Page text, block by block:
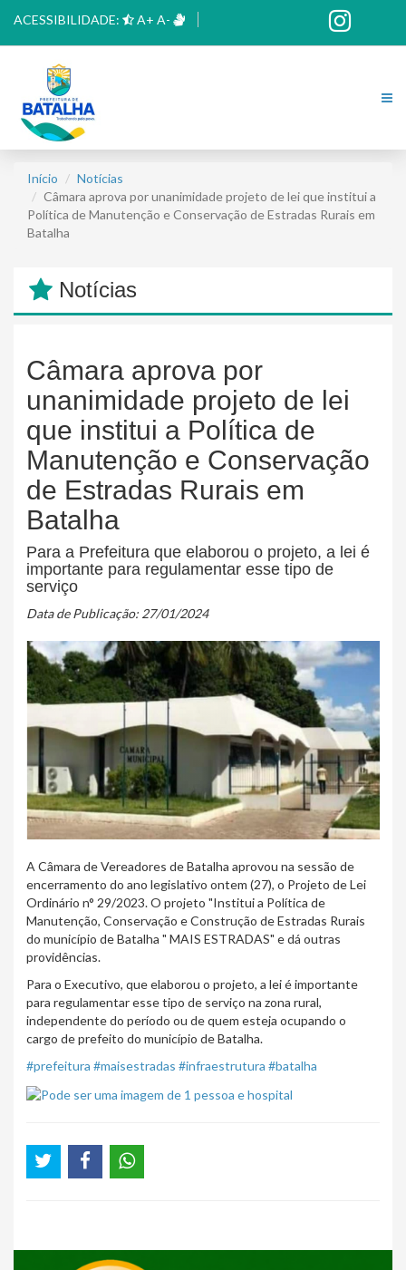
ACESSIBILIDADE: A+ A-
Início
Notícias
Câmara aprova por unanimidade projeto de lei que institui a
Política de Manutenção e Conservação de Estradas Rurais em
Batalha
Notícias
Câmara aprova por
unanimidade projeto de lei
que institui a Política de
Manutenção e Conservação
de Estradas Rurais em
Batalha
Para a Prefeitura que elaborou o projeto, a lei é
importante para regulamentar esse tipo de
serviço
Data de Publicação: 27/01/2024
A Câmara de Vereadores de Batalha aprovou na sessão de
encerramento do ano legislativo ontem (27), o Projeto de Lei
Ordinário n° 29/2023. O projeto "Institui a Política de
Manutenção, Conservação e Construção de Estradas Rurais
do município de Batalha " MAIS ESTRADAS" e dá outras
providências.
Para o Executivo, que elaborou o projeto, a lei é importante
para regulamentar esse tipo de serviço na zona rural,
independente do período ou de quem esteja ocupando o
cargo de prefeito do município de Batalha.
#prefeitura #maisestradas #infraestrutura #batalha